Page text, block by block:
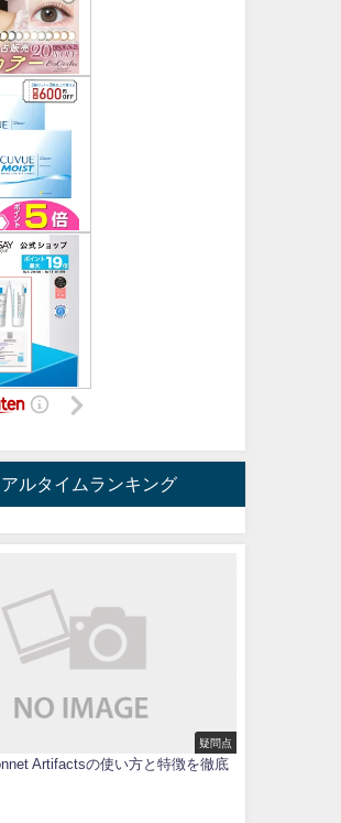
ルタイムランキング
疑問点
Artifactsの使い方と特徴を徹底